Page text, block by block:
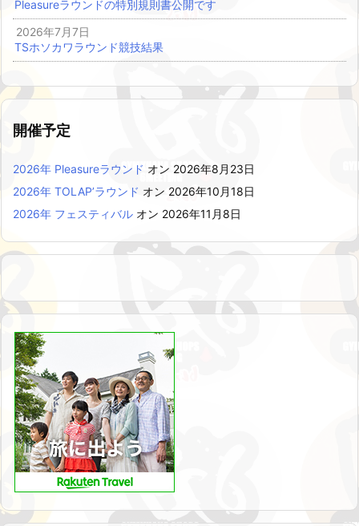
Pleasureラウンドの特別規則書公開です
2026年7月7日
TSホソカワラウンド競技結果
開催予定
2026年 Pleasureラウンド オン 2026年8月23日
2026年 TOLAP’ラウンド オン 2026年10月18日
2026年 フェスティバル オン 2026年11月8日